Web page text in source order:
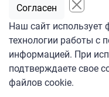
Подпишитесь
на ежедневную рассылку
«Кабельщика»
Наш сайт использует
технологии работы с
информацией. При
подтверждаете свое
файлов cookie.
Согласен